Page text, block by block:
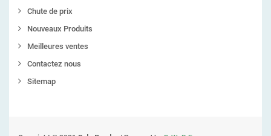
Chute de prix
Nouveaux Produits
Meilleures ventes
Contactez nous
Sitemap